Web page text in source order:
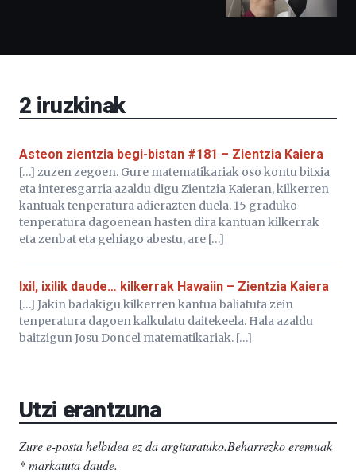
2 iruzkinak
Asteon zientzia begi-bistan #181 – Zientzia Kaiera
[…] zuzen zegoen. Gure matematikariak oso kontu bitxia
eta interesgarria azaldu digu Zientzia Kaieran, kilkerren
kantuak tenperatura adierazten duela. 15 graduko
tenperatura dagoenean hasten dira kantuan kilkerrak
eta zenbat eta gehiago abestu, are […]
Ixil, ixilik daude… kilkerrak Hawaiin – Zientzia Kaiera
[…] Jakin badakigu kilkerren kantua baliatuta zein
tenperatura dagoen kalkulatu daitekeela. Hala azaldu
baitzigun Josu Doncel matematikariak. […]
Utzi erantzuna
Zure e-posta helbidea ez da argitaratuko.Beharrezko eremuak
*markatuta daude.